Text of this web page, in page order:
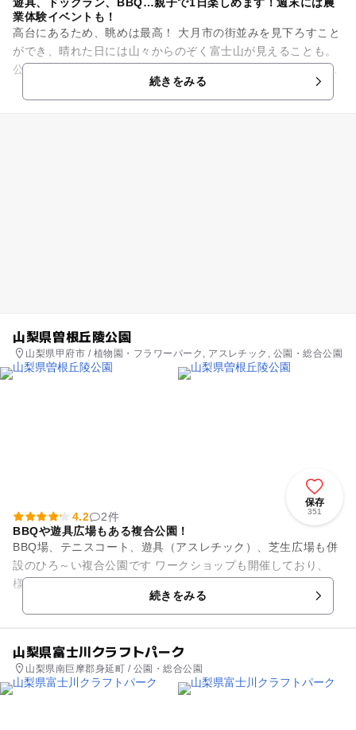
業体験イベントも！
高台にあるため、眺めは最高！ 大月市の街並みを見下ろすこと
ができ、晴れた日には山々からのぞく富士山が見えることも。
公園内には、アスレチック遊具やドッグラン、広場、BBQサイ
続きをみる
山梨県曽根丘陵公園
山梨県甲府市 / 植物園・フラワーパーク, アスレチック, 公園・総合公園
保存
351
4.2
2件
BBQや遊具広場もある複合公園！
BBQ場、テニスコート、遊具（アスレチック）、芝生広場も併
設のひろ～い複合公園です ワークショップも開催しており、
様々な体験もして頂けます！ BBQは事前予約必須です。 また
続きをみる
山梨県富士川クラフトパーク
山梨県南巨摩郡身延町 / 公園・総合公園